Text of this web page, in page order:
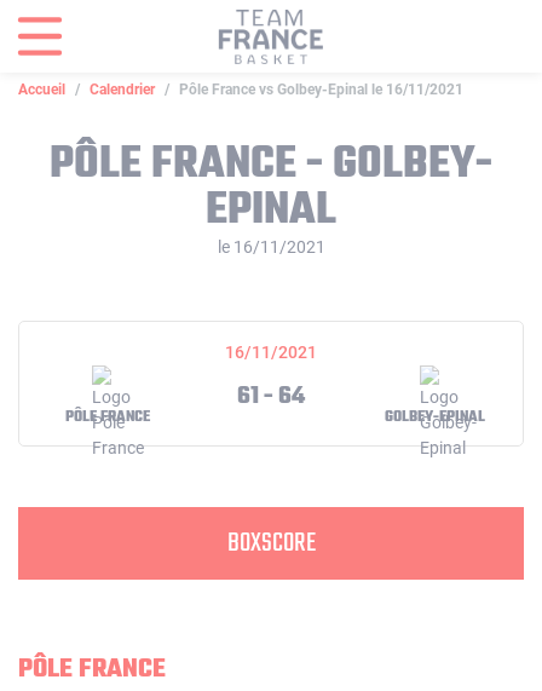
Accueil Calendrier Pôle France vs Golbey-Epinal le 16/11/2021
PÔLE FRANCE - GOLBEY-
EPINAL
le 16/11/2021
16/11/2021
PÔLE FRANCE
61 - 64
GOLBEY-EPINAL
BOXSCORE
PÔLE FRANCE
Panneau de gestion des cookies